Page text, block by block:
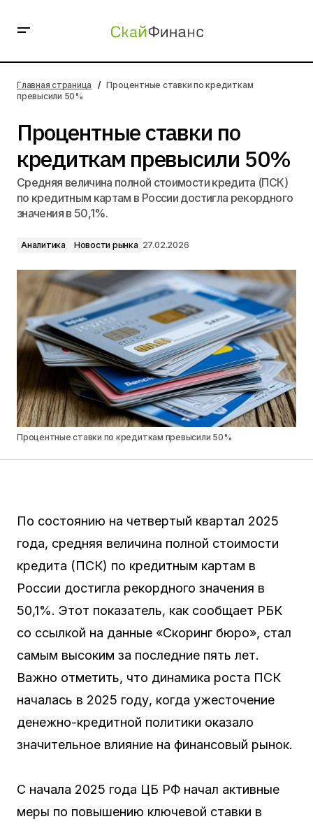
Главная страница
Процентные ставки по кредиткам
превысили 50%
Процентные ставки по
кредиткам превысили 50%
Средняя величина полной стоимости кредита (ПСК)
по кредитным картам в России достигла рекордного
значения в 50,1%.
Аналитика Новости рынка 27.02.2026
Процентные ставки по кредиткам превысили 50%
По состоянию на четвертый квартал 2025
года, средняя величина полной стоимости
кредита (ПСК) по кредитным картам в
России достигла рекордного значения в
50,1%. Этот показатель, как сообщает РБК
со ссылкой на данные «Скоринг бюро», стал
самым высоким за последние пять лет.
Важно отметить, что динамика роста ПСК
началась в 2025 году, когда ужесточение
денежно-кредитной политики оказало
значительное влияние на финансовый рынок.
С начала 2025 года ЦБ РФ начал активные
меры по повышению ключевой ставки в